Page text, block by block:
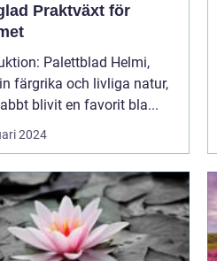
Praktväxt för
Palettblad Helmi,
färgrika och livliga natur,
blivit en favorit bla...
2024